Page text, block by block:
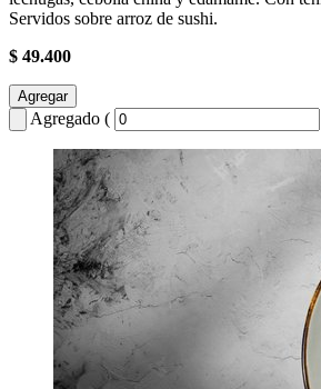
Servidos sobre arroz de sushi.
$ 49.400
Agregar
Agregado (